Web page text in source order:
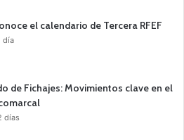
el calendario de Tercera RFEF
día
de Fichajes: Movimientos clave en el
días